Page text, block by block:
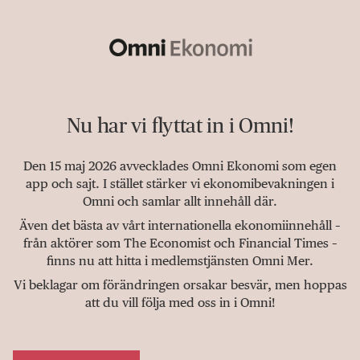
Nu har vi flyttat in i Omni!
Den 15 maj 2026 avvecklades Omni Ekonomi som egen
app och sajt. I stället stärker vi ekonomibevakningen i
Omni och samlar allt innehåll där.
Även det bästa av vårt internationella ekonomiinnehåll –
från aktörer som The Economist och Financial Times –
finns nu att hitta i medlemstjänsten Omni Mer.
Vi beklagar om förändringen orsakar besvär, men hoppas
att du vill följa med oss in i Omni!